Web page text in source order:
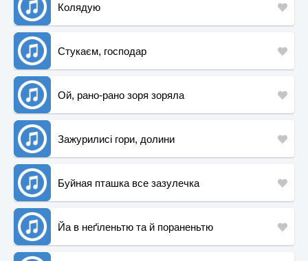
Колядую
Стукаєм, господар
Ой, рано-рано зоря зоряла
Зажурилисі гори, долини
Буйная пташка все зазулечка
Йа в неґіленьтю та й пораненьтю